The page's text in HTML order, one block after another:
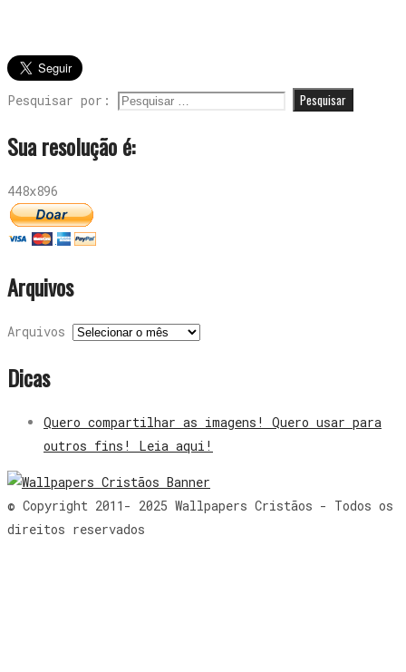
Pesquisar por:
Sua resolução é:
448x896
Arquivos
Arquivos
Dicas
Quero compartilhar as imagens! Quero usar para
outros fins! Leia aqui!
© Copyright 2011- 2025 Wallpapers Cristãos - Todos os
direitos reservados